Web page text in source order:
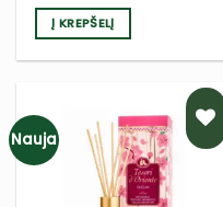
Į KREPŠELĮ
Nauja
PRIDĖTI
Į NORŲ